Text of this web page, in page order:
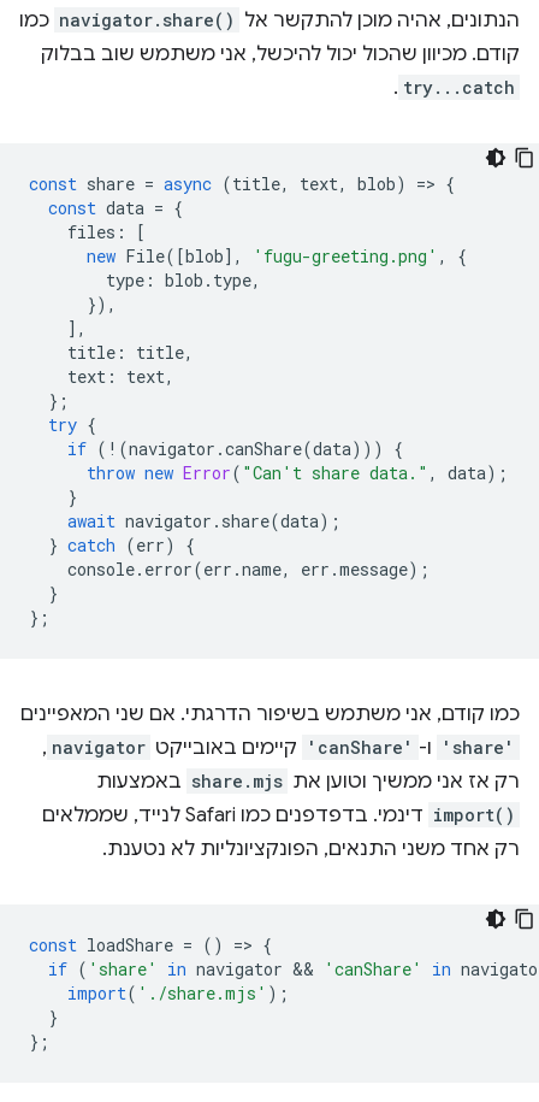
הנתונים, אהיה מוכן להתקשר אל navigator.share() כמו
קודם. מכיוון שהכול יכול להיכשל, אני משתמש שוב בבלוק
try...catch
.
const share = async (title, text, blob) => {
const data = {
files :
[
new File([blob], 'fugu-greeting.png' ,
{
type : blob . type,
}),
],
title : title,
text : text,
};
try {
if ( ! (navigator .canShare(data)))
{
throw new Error( "Can't share data." , data);
}
await navigator . share(data);
} catch (err)
{
console. error(err .name, err .message);
}
};
כמו קודם, אני משתמש בשיפור הדרגתי. אם שני המאפיינים
'share' ו- 'canShare' קיימים באובייקט navigator
,
רק אז אני ממשיך וטוען את share.mjs באמצעות
import()
דינמי. בדפדפנים כמו Safari לנייד, שממלאים
רק אחד משני התנאים, הפונקציונליות לא נטענת.
const loadShare = () => {
if ( 'share' in navigator && 'canShare' in
import( './share.mjs' );
}
};